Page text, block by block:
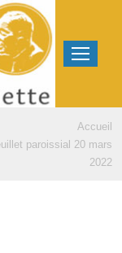
Accueil
paroissial 20 mars
2022